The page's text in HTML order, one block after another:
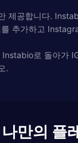
제공합니다.
추가하고
로 돌아가
.
만의 플